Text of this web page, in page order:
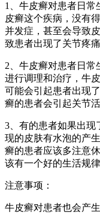
1、牛皮癣对患者日
皮癣这个疾病，没有
并发症，甚至会导致
致患者出现了关节疼痛
2、牛皮癣对患者日
进行调理和治疗，牛
可能会引起患者出现
癣的患者会引起关节
3、有的患者如果出现
现的皮肤有水泡的产
癣的患者应该多注意
该有一个好的生活规
注意事项：
牛皮癣对患者也会产